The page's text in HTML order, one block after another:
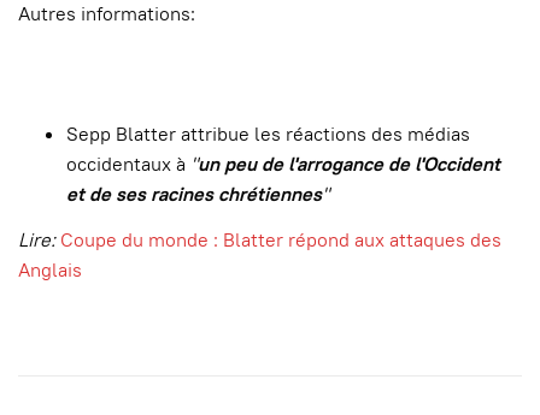
Autres informations:
Sepp Blatter attribue les réactions des médias
occidentaux à "un peu de l'arrogance de l'Occident
et de ses racines chrétiennes"
Lire:Coupe du monde : Blatter répond aux attaques des
Anglais